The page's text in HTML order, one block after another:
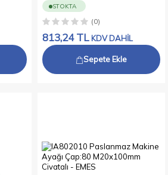
STOKTA
(0)
813,24TL KDV DAHİL
Sepete Ekle